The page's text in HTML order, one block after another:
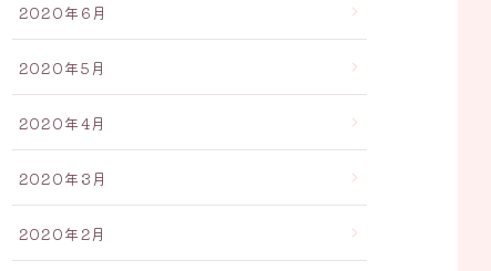
2020年6月
2020年5月
2020年4月
2020年3月
2020年2月